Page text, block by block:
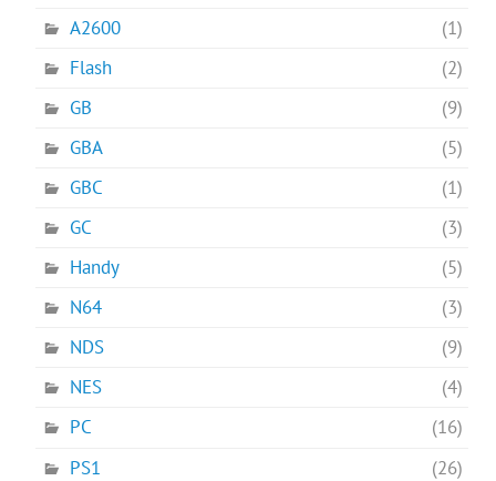
A2600
(1)
Flash
(2)
GB
(9)
GBA
(5)
GBC
(1)
GC
(3)
Handy
(5)
N64
(3)
NDS
(9)
NES
(4)
PC
(16)
PS1
(26)